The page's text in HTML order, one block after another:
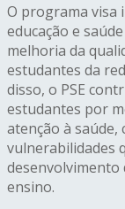
O programa visa
educação e
melhoria da
estudantes da
disso, o PSE
estudantes por
atenção à
vulnerabilidades
desenvolvimento
ensino.